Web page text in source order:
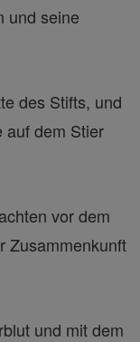
und seine
des Stifts, und
auf dem Stier
vor dem
Zusammenkunft
und mit dem